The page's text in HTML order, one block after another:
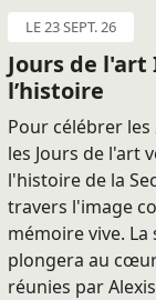
LE 23 SEPT. 26
Jours de
l’histoire
Pour célébrer
les Jours de l'art
l'histoire de la
travers l'image
mémoire vive.
plongera au
réunies par